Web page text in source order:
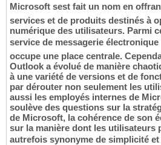
Microsoft sest fait un nom en
services et de produits destinés à
numérique des utilisateurs. Parmi
service de messagerie électronique
occupe une place centrale.
Outlook a évolué de manière
à une variété de versions et de
par dérouter non seulement les
aussi les employés internes de
soulève des questions sur la
de Microsoft, la cohérence de son
sur la manière dont les utilisateurs
autrefois synonyme de simplicité et